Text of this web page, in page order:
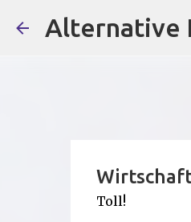
Alternative
Toll!